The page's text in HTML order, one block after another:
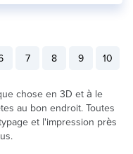
7 8 9 10
chose en 3D et à le
au bon endroit. Toutes
et l'impression près